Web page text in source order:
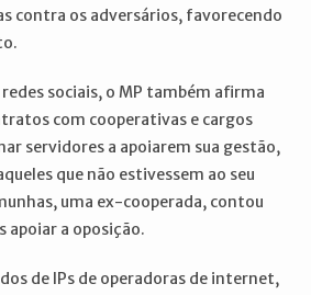
contra os adversários, favorecendo
sociais, o MP também afirma
com cooperativas e cargos
servidores a apoiarem sua gestão,
que não estivessem ao seu
uma ex-cooperada, contou
apoiar a oposição.
de IPs de operadoras de internet,